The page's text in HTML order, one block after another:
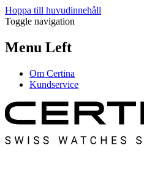
Hoppa till huvudinnehåll
Toggle navigation
Menu Left
Om Certina
Kundservice